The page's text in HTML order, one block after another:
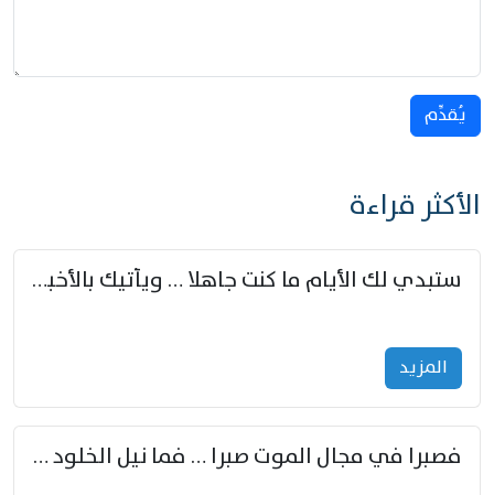
يُقدِّم
الأكثر قراءة
ستبدي لك الأيام ما كنت جاهلا … ويأتيك بالأخبار من لم تزوّد
المزید
فصبرا في مجال الموت صبرا … فما نيل الخلود بمستطاع